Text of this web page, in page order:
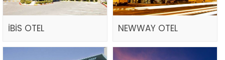
İBİS OTEL NEWWAY OTEL